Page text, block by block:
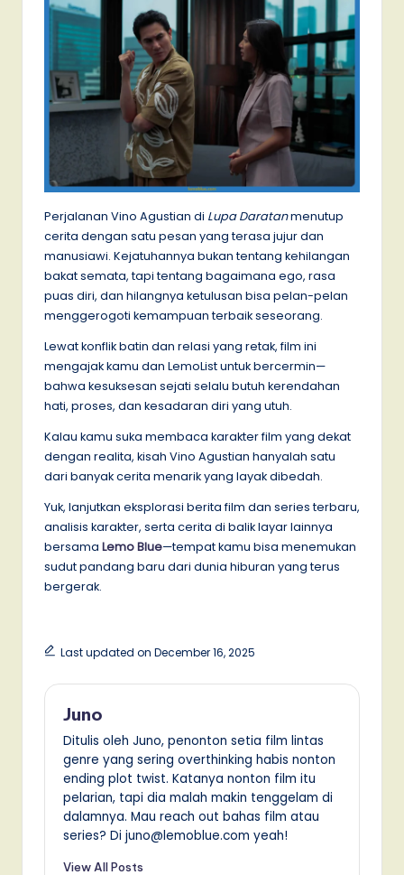
Perjalanan Vino Agustian di Lupa Daratanmenutup
cerita dengan satu pesan yang terasa jujur dan
manusiawi. Kejatuhannya bukan tentang kehilangan
bakat semata, tapi tentang bagaimana ego, rasa
puas diri, dan hilangnya ketulusan bisa pelan-pelan
menggerogoti kemampuan terbaik seseorang.
Lewat konflik batin dan relasi yang retak, film ini
mengajak kamu dan LemoList untuk bercermin—
bahwa kesuksesan sejati selalu butuh kerendahan
hati, proses, dan kesadaran diri yang utuh.
Kalau kamu suka membaca karakter film yang dekat
dengan realita, kisah Vino Agustian hanyalah satu
dari banyak cerita menarik yang layak dibedah.
Yuk, lanjutkan eksplorasi berita film dan series terbaru,
analisis karakter, serta cerita di balik layar lainnya
bersama Lemo Blue—tempat kamu bisa menemukan
sudut pandang baru dari dunia hiburan yang terus
bergerak.
Last updated on December 16, 2025
Juno
Ditulis oleh Juno, penonton setia film lintas
genre yang sering overthinking habis nonton
ending plot twist. Katanya nonton film itu
pelarian, tapi dia malah makin tenggelam di
dalamnya. Mau reach out bahas film atau
series? Di juno@lemoblue.com yeah!
View All Posts